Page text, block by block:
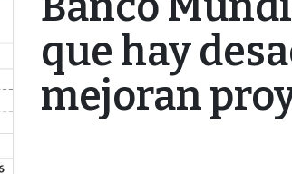
que hay
mejoran